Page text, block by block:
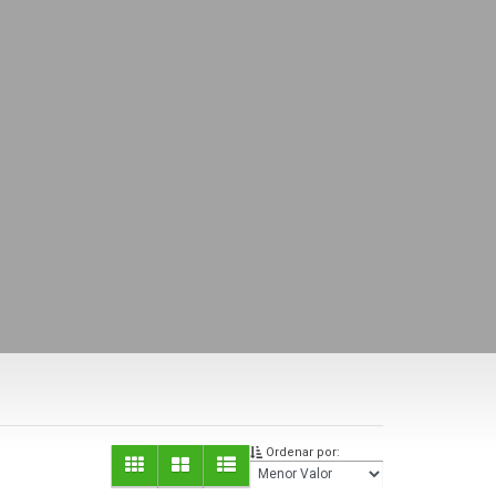
Ordenar por: